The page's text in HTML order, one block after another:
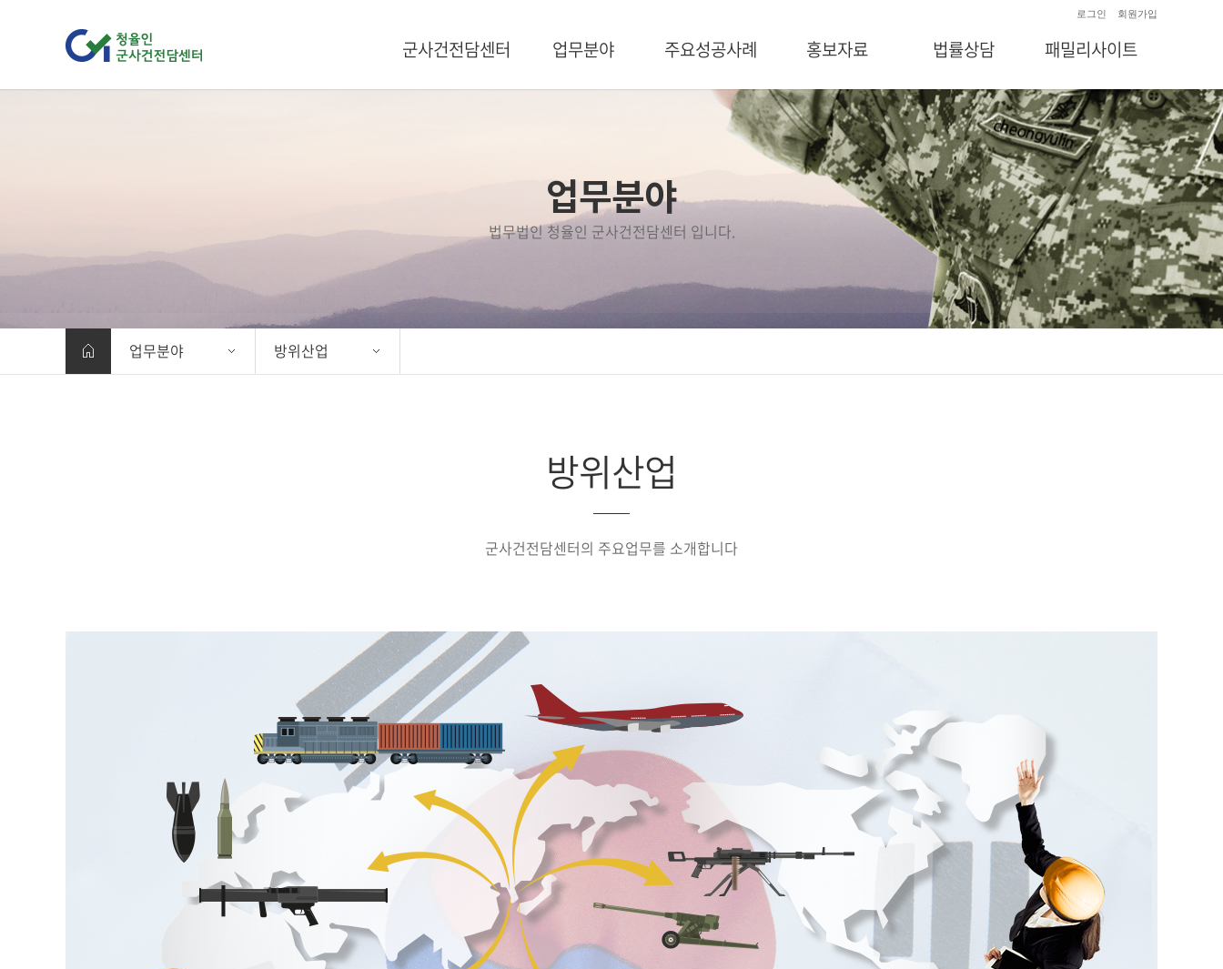
로그인 회원가입
군사건전담센터 업무분야 주요성공사례 홍보자료 법률상담 패밀리사이트
국가유공자
보직해임
징계처분취소
주요성공사례
언론보도
자료/소식
군사건웹툰
전화상담
방문상담
온라인상담
출장상담
법무법인 청율인
부동산법률상담센터
청율인 기업법무
업무분야
법무법인 청율인 군사건전담센터 입니다.
업무분야 방위산업
방위산업
군사건전담센터의 주요업무를 소개합니다